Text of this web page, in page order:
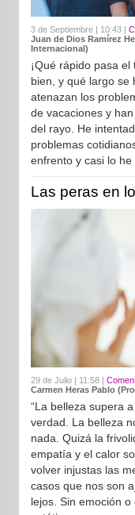
3 de Septiembre | 10:43 |
Juan de Dios Ramírez
Internacional)
¡Qué rápido pasa
bien, y qué largo se
atenazan los
de vacaciones y
del rayo. He
problemas
enfrento y casi lo he
Las peras en
29 de Julio | 11:58 |
Carmen Heras Pablo
“La belleza supera
verdad. La belleza
nada. Quizá la
empatía y el calor
volver injustas las
casos que nos son
lejos. Sin emoción